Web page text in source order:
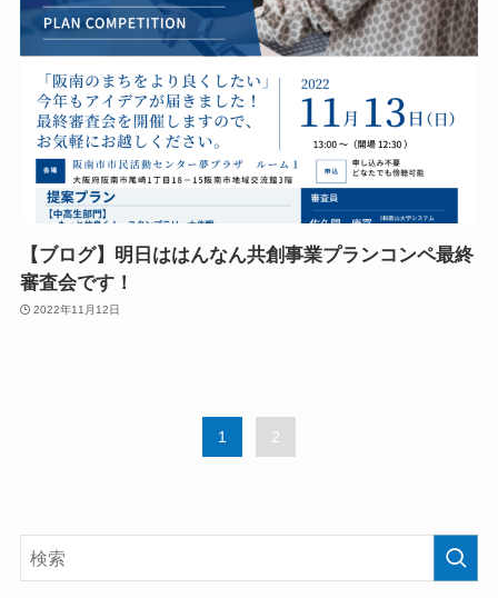
【ブログ】明日ははんなん共創事業プランコンペ最終
審査会です！
2022年11月12日
1 2